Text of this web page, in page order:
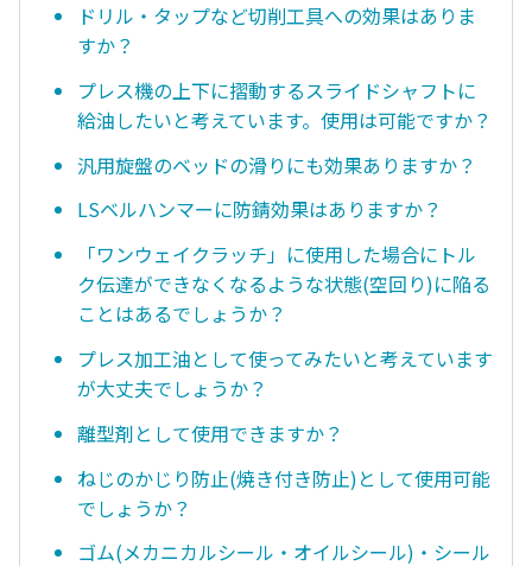
ドリル・タップなど切削工具への効果はありま
すか？
プレス機の上下に摺動するスライドシャフトに
給油したいと考えています。使用は可能ですか？
汎用旋盤のベッドの滑りにも効果ありますか？
LSベルハンマーに防錆効果はありますか？
「ワンウェイクラッチ」に使用した場合にトル
ク伝達ができなくなるような状態(空回り)に陥る
ことはあるでしょうか？
プレス加工油として使ってみたいと考えています
が大丈夫でしょうか？
離型剤として使用できますか？
ねじのかじり防止(焼き付き防止)として使用可能
でしょうか？
ゴム(メカニカルシール・オイルシール)・シール